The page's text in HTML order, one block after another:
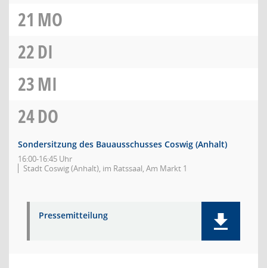
21 MO
22DI
23MI
24DO
Sondersitzung des Bauausschusses Coswig (Anhalt)
16:00-16:45 Uhr
Stadt Coswig (Anhalt), im Ratssaal, Am Markt 1
Pressemitteilung